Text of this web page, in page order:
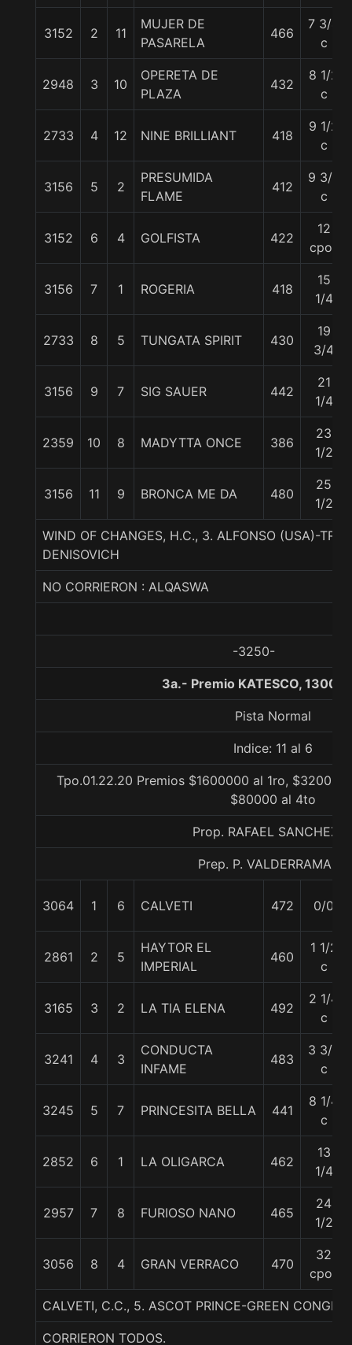
3152 2 11
MUJER DE
PASARELA
466
7 3/4
c
2948 3 10
OPERETA DE
PLAZA
432
8 1/2
c
2733 4 12 NINE BRILLIANT 418
9 1/2
c
3156 5 2
PRESUMIDA
FLAME
412
9 3/4
c
3152 6 4 GOLFISTA 422
12
cpos
3156 7 1 ROGERIA 418
15
1/4
2733 8 5 TUNGATA SPIRIT 430
19
3/4
3156 9 7 SIG SAUER 442
21
1/4
2359 10 8 MADYTTA ONCE 386
23
1/2
3156 11 9 BRONCA ME DA 480
25
1/2
WIND OF CHANGES, H.C., 3. ALFONSO (USA)-
DENISOVICH
NO CORRIERON : ALQASWA
-3250-
3a.- Premio KATESCO, 1300
Pista Normal
Indice: 11 al 6
Tpo.01.22.20 Premios $1600000 al 1ro,
$80000 al 4to
Prop. RAFAEL SANCHEZ
Prep. P. VALDERRAMA C.
3064 1 6 CALVETI 472 0/0
2861 2 5
HAYTOR EL
IMPERIAL
460
1 1/2
c
3165 3 2 LA TIA ELENA 492
2 1/4
c
3241 4 3
CONDUCTA
INFAME
483
3 3/4
c
3245 5 7 PRINCESITA BELLA 441
8 1/4
c
2852 6 1 LA OLIGARCA 462
13
1/4
2957 7 8 FURIOSO NANO 465
24
1/2
3056 8 4 GRAN VERRACO 470
32
cpos
CALVETI, C.C., 5. ASCOT PRINCE-GREEN
CORRIERON TODOS.